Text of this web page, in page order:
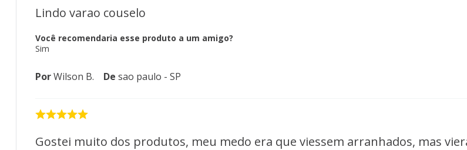
Lindo varao couselo
Você recomendaria esse produto a um amigo?
Sim
PorWilson B. De sao paulo - SP
Gostei muito dos produtos, meu medo era que viessem arranhados, mas